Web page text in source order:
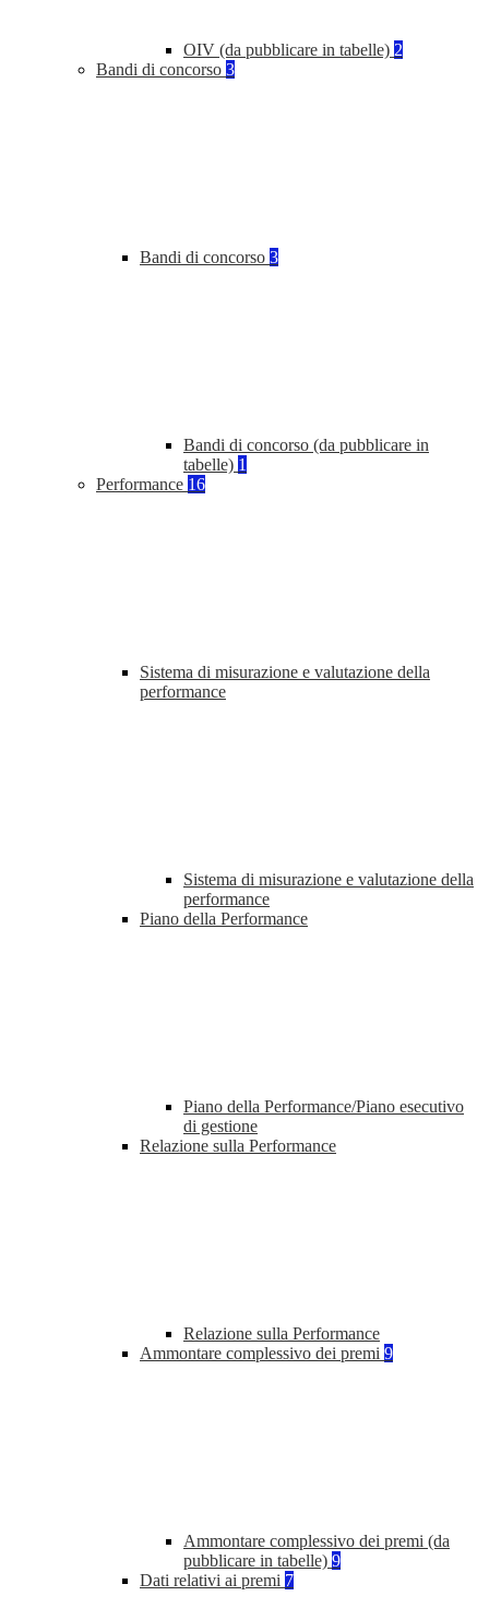
OIV (da pubblicare in tabelle) 2
Bandi di concorso 3
Bandi di concorso 3
Bandi di concorso (da pubblicare in
tabelle) 1
Performance 16
Sistema di misurazione e valutazione della
performance
Sistema di misurazione e valutazione della
performance
Piano della Performance
Piano della Performance/Piano esecutivo
di gestione
Relazione sulla Performance
Relazione sulla Performance
Ammontare complessivo dei premi 9
Ammontare complessivo dei premi (da
pubblicare in tabelle) 9
Dati relativi ai premi 7